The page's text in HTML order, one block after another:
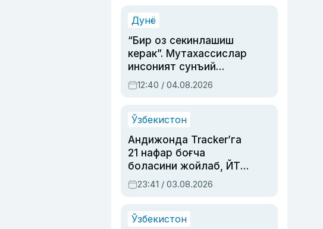
синовларга тўла ҳаёти
Дунё
“Бир оз секинлашиш
керак”. Мутахассислар
инсоният сунъий
интеллектни бошқара
олмай қолишидан
12:40 / 04.08.2026
Ўзбекистон
Андижонда Tracker’га
21 нафар боғча
боласини жойлаб, ЙТҲ
содир этган аёлга суд
ҳукми ўқилди
23:41 / 03.08.2026
Ўзбекистон